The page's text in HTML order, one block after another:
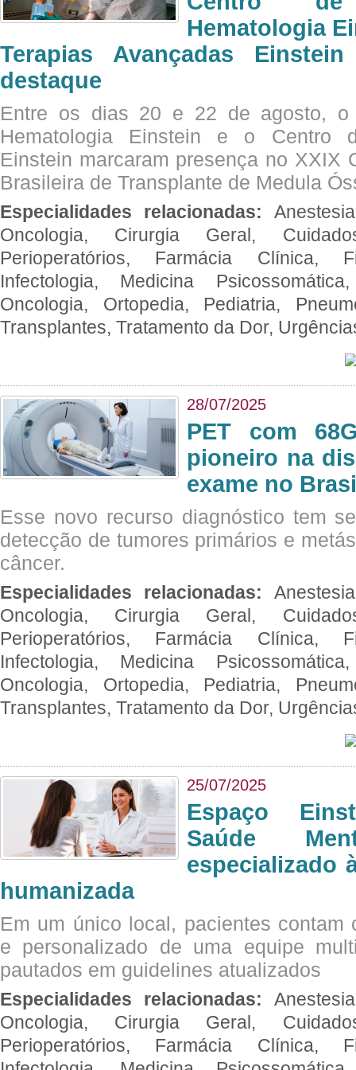
Hematologia
Terapias Avançadas
destaque
Entre os dias 20 e 22 de agosto, o
Hematologia Einstein e o Centro
Einstein marcaram presença no XXIX
Brasileira de Transplante de Medula
Especialidades relacionadas:
Oncologia, Cirurgia Geral,
Perioperatórios, Farmácia Clínica,
Infectologia, Medicina
Oncologia, Ortopedia, Pediatria,
Transplantes, Tratamento da Dor,
28/07/2025
PET com
pioneiro na
exame no
Esse novo recurso diagnóstico tem
detecção de tumores primários e
câncer.
Especialidades relacionadas:
Oncologia, Cirurgia Geral,
Perioperatórios, Farmácia Clínica,
Infectologia, Medicina
Oncologia, Ortopedia, Pediatria,
Transplantes, Tratamento da Dor,
25/07/2025
Espaço
Saúde
especializado
humanizada
Em um único local, pacientes contam
e personalizado de uma equipe
pautados em guidelines atualizados
Especialidades relacionadas:
Oncologia, Cirurgia Geral,
Perioperatórios, Farmácia Clínica,